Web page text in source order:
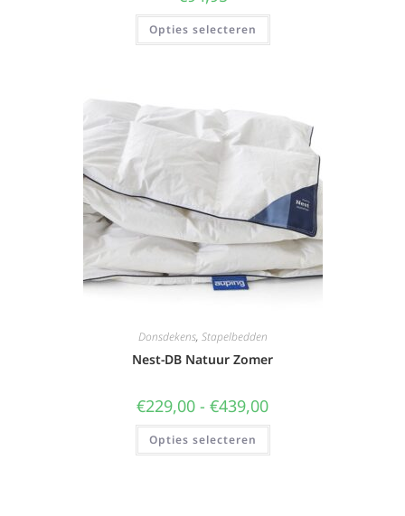
Opties selecteren
Donsdekens, Stapelbedden
Nest-DB Natuur Zomer
€229,00 - €439,00
Opties selecteren